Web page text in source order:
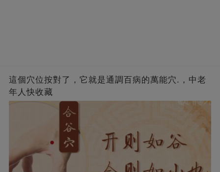
這個穴位按對了，它就是通調百病的萬能穴.，中老
年人快收藏